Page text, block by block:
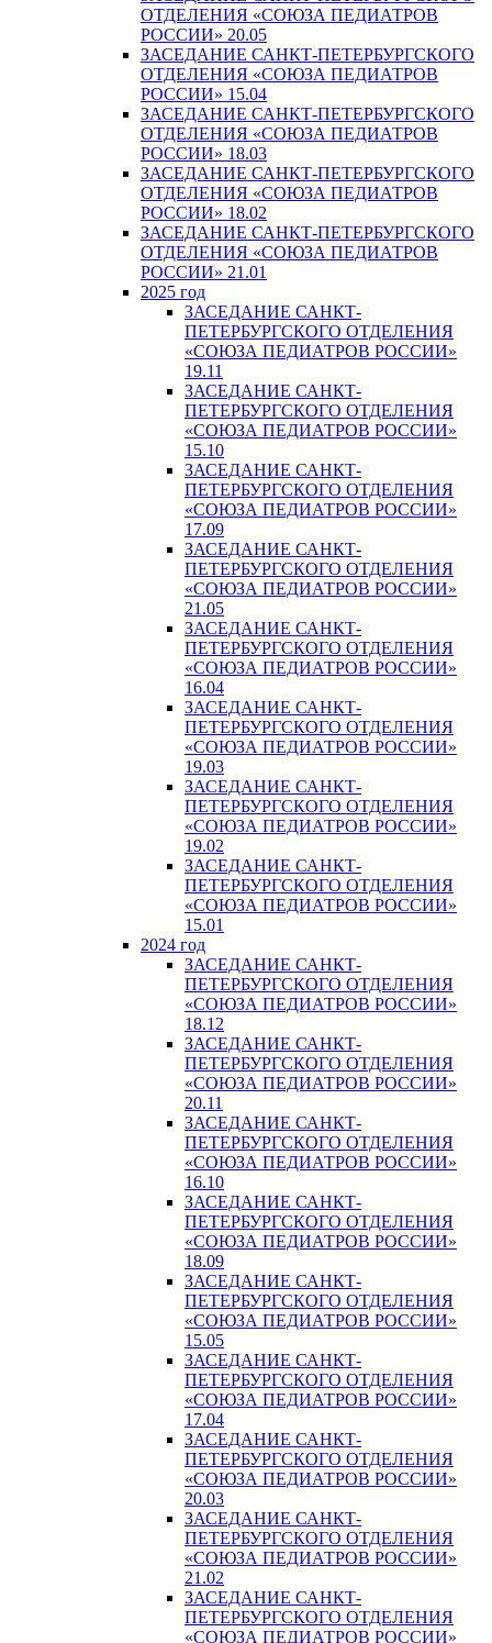
ОТДЕЛЕНИЯ «СОЮЗА ПЕДИАТРОВ
РОССИИ» 20.05
ЗАСЕДАНИЕ САНКТ-ПЕТЕРБУРГСКОГО
ОТДЕЛЕНИЯ «СОЮЗА ПЕДИАТРОВ
РОССИИ» 15.04
ЗАСЕДАНИЕ САНКТ-ПЕТЕРБУРГСКОГО
ОТДЕЛЕНИЯ «СОЮЗА ПЕДИАТРОВ
РОССИИ» 18.03
ЗАСЕДАНИЕ САНКТ-ПЕТЕРБУРГСКОГО
ОТДЕЛЕНИЯ «СОЮЗА ПЕДИАТРОВ
РОССИИ» 18.02
ЗАСЕДАНИЕ САНКТ-ПЕТЕРБУРГСКОГО
ОТДЕЛЕНИЯ «СОЮЗА ПЕДИАТРОВ
РОССИИ» 21.01
2025 год
ЗАСЕДАНИЕ САНКТ-
ПЕТЕРБУРГСКОГО ОТДЕЛЕНИЯ
«СОЮЗА ПЕДИАТРОВ РОССИИ»
19.11
ЗАСЕДАНИЕ САНКТ-
ПЕТЕРБУРГСКОГО ОТДЕЛЕНИЯ
«СОЮЗА ПЕДИАТРОВ РОССИИ»
15.10
ЗАСЕДАНИЕ САНКТ-
ПЕТЕРБУРГСКОГО ОТДЕЛЕНИЯ
«СОЮЗА ПЕДИАТРОВ РОССИИ»
17.09
ЗАСЕДАНИЕ САНКТ-
ПЕТЕРБУРГСКОГО ОТДЕЛЕНИЯ
«СОЮЗА ПЕДИАТРОВ РОССИИ»
21.05
ЗАСЕДАНИЕ САНКТ-
ПЕТЕРБУРГСКОГО ОТДЕЛЕНИЯ
«СОЮЗА ПЕДИАТРОВ РОССИИ»
16.04
ЗАСЕДАНИЕ САНКТ-
ПЕТЕРБУРГСКОГО ОТДЕЛЕНИЯ
«СОЮЗА ПЕДИАТРОВ РОССИИ»
19.03
ЗАСЕДАНИЕ САНКТ-
ПЕТЕРБУРГСКОГО ОТДЕЛЕНИЯ
«СОЮЗА ПЕДИАТРОВ РОССИИ»
19.02
ЗАСЕДАНИЕ САНКТ-
ПЕТЕРБУРГСКОГО ОТДЕЛЕНИЯ
«СОЮЗА ПЕДИАТРОВ РОССИИ»
15.01
2024 год
ЗАСЕДАНИЕ САНКТ-
ПЕТЕРБУРГСКОГО ОТДЕЛЕНИЯ
«СОЮЗА ПЕДИАТРОВ РОССИИ»
18.12
ЗАСЕДАНИЕ САНКТ-
ПЕТЕРБУРГСКОГО ОТДЕЛЕНИЯ
«СОЮЗА ПЕДИАТРОВ РОССИИ»
20.11
ЗАСЕДАНИЕ САНКТ-
ПЕТЕРБУРГСКОГО ОТДЕЛЕНИЯ
«СОЮЗА ПЕДИАТРОВ РОССИИ»
16.10
ЗАСЕДАНИЕ САНКТ-
ПЕТЕРБУРГСКОГО ОТДЕЛЕНИЯ
«СОЮЗА ПЕДИАТРОВ РОССИИ»
18.09
ЗАСЕДАНИЕ САНКТ-
ПЕТЕРБУРГСКОГО ОТДЕЛЕНИЯ
«СОЮЗА ПЕДИАТРОВ РОССИИ»
15.05
ЗАСЕДАНИЕ САНКТ-
ПЕТЕРБУРГСКОГО ОТДЕЛЕНИЯ
«СОЮЗА ПЕДИАТРОВ РОССИИ»
17.04
ЗАСЕДАНИЕ САНКТ-
ПЕТЕРБУРГСКОГО ОТДЕЛЕНИЯ
«СОЮЗА ПЕДИАТРОВ РОССИИ»
20.03
ЗАСЕДАНИЕ САНКТ-
ПЕТЕРБУРГСКОГО ОТДЕЛЕНИЯ
«СОЮЗА ПЕДИАТРОВ РОССИИ»
21.02
ЗАСЕДАНИЕ САНКТ-
ПЕТЕРБУРГСКОГО ОТДЕЛЕНИЯ
«СОЮЗА ПЕДИАТРОВ РОССИИ»